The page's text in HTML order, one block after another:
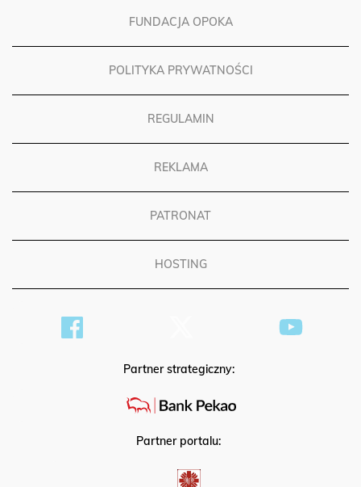
FUNDACJA OPOKA
POLITYKA PRYWATNOŚCI
REGULAMIN
REKLAMA
PATRONAT
HOSTING
Partner strategiczny:
Partner portalu: